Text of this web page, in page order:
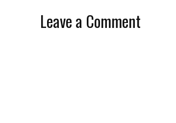
Leave a Comment